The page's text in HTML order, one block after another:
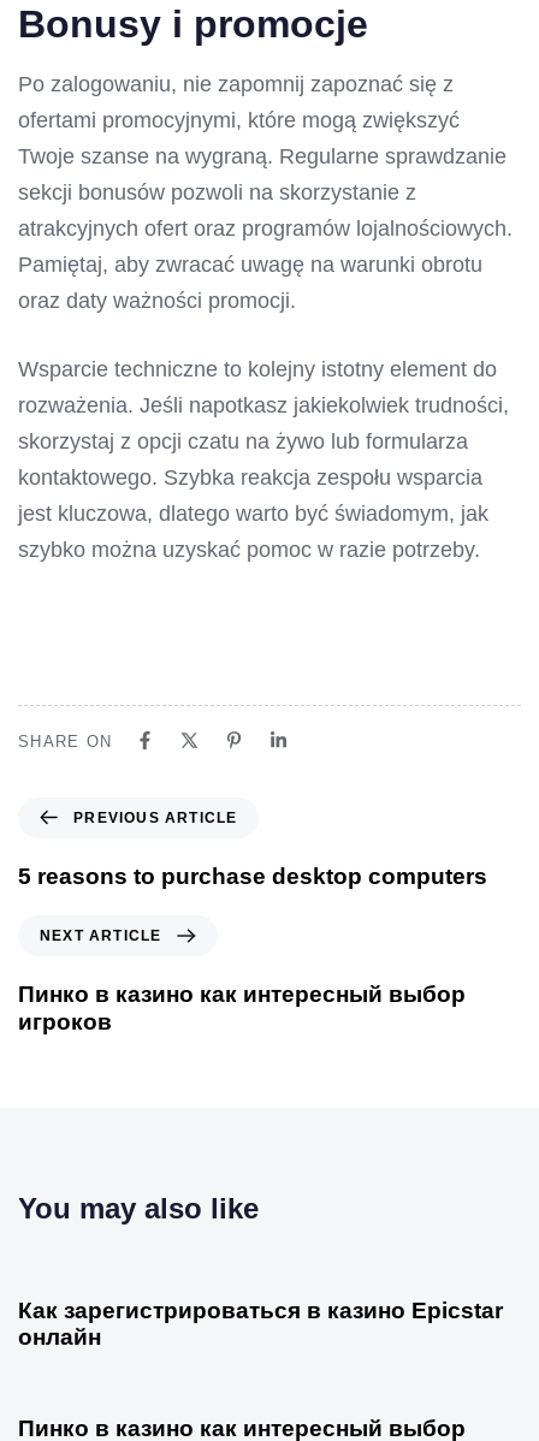
Bonusy i promocje
Po zalogowaniu, nie zapomnij zapoznać się z
ofertami promocyjnymi, które mogą zwiększyć
Twoje szanse na wygraną. Regularne sprawdzanie
sekcji bonusów pozwoli na skorzystanie z
atrakcyjnych ofert oraz programów lojalnościowych.
Pamiętaj, aby zwracać uwagę na warunki obrotu
oraz daty ważności promocji.
Wsparcie techniczne to kolejny istotny element do
rozważenia. Jeśli napotkasz jakiekolwiek trudności,
skorzystaj z opcji czatu na żywo lub formularza
kontaktowego. Szybka reakcja zespołu wsparcia
jest kluczowa, dlatego warto być świadomym, jak
szybko można uzyskać pomoc w razie potrzeby.
SHARE ON
PREVIOUS ARTICLE
5 reasons to purchase desktop computers
NEXT ARTICLE
Пинко в казино как интересный выбор
игроков
You may also like
Как зарегистрироваться в казино Epicstar
онлайн
Пинко в казино как интересный выбор